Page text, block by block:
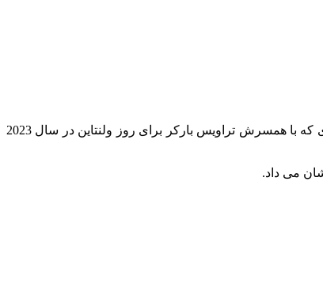
به نظر می رسد کورتنی امسال آنقدر که می خواهد عشق را جشن می گیرد. روز چهارشنبه هفته قبل، کورتنی مجموعه عکس دیگری را از سفری که با همسرش تراویس بارکر برای روز ولنتاین در سال 2023
می داد.